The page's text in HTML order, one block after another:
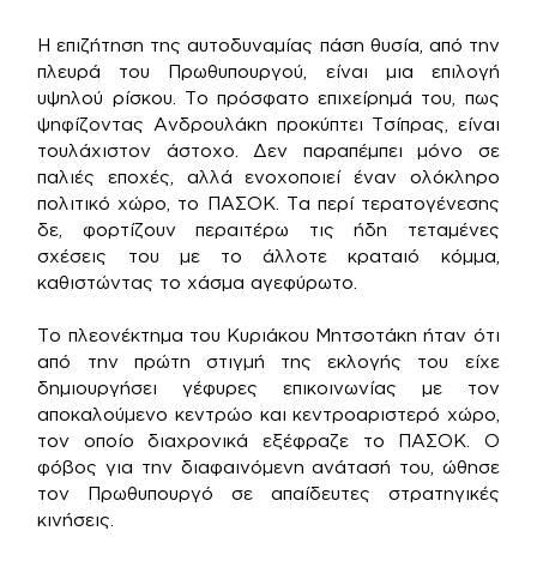
Η επιζήτηση της αυτοδυναμίας πάση θυσία, από την
πλευρά του Πρωθυπουργού, είναι μια επιλογή
υψηλού ρίσκου. Το πρόσφατο επιχείρημά του, πως
ψηφίζοντας Ανδρουλάκη προκύπτει Τσίπρας, είναι
τουλάχιστον άστοχο. Δεν παραπέμπει μόνο σε
παλιές εποχές, αλλά ενοχοποιεί έναν ολόκληρο
πολιτικό χώρο, το ΠΑΣΟΚ. Τα περί τερατογένεσης
δε, φορτίζουν περαιτέρω τις ήδη τεταμένες
σχέσεις του με το άλλοτε κραταιό κόμμα,
καθιστώντας το χάσμα αγεφύρωτο.
Το πλεονέκτημα του Κυριάκου Μητσοτάκη ήταν ότι
από την πρώτη στιγμή της εκλογής του είχε
δημιουργήσει γέφυρες επικοινωνίας με τον
αποκαλούμενο κεντρώο και κεντροαριστερό χώρο,
τον οποίο διαχρονικά εξέφραζε το ΠΑΣΟΚ. Ο
φόβος για την διαφαινόμενη ανάτασή του, ώθησε
τον Πρωθυπουργό σε απαίδευτες στρατηγικές
κινήσεις.